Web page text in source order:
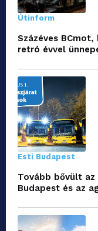
Útinform
Százéves
retró évvel
Esti Budapest
Tovább bővült az
Budapest és az